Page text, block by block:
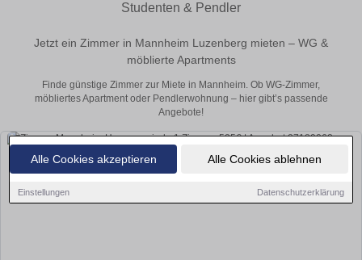
Alle Cookies akzeptieren Alle Cookies ablehnen
Einstellungen Datenschutzerklärung
Studenten & Pendler
Jetzt ein Zimmer in Mannheim Luzenberg mieten – WG &
möblierte Apartments
Finde günstige Zimmer zur Miete in Mannheim. Ob WG-Zimmer,
möbliertes Apartment oder Pendlerwohnung – hier gibt’s passende
Angebote!